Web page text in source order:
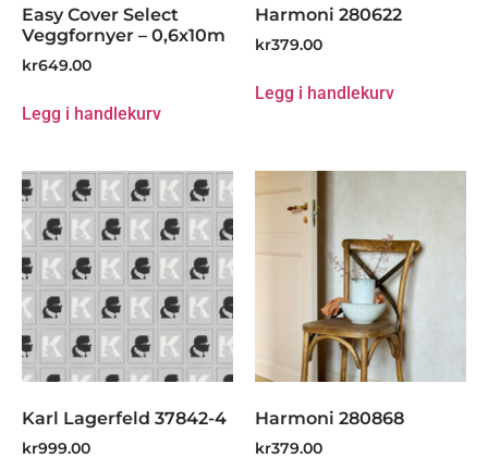
Easy Cover Select
Veggfornyer – 0,6x10m
kr649.00
Legg i handlekurv
Harmoni 280622
kr379.00
Legg i handlekurv
Karl Lagerfeld 37842-4
kr999.00
Harmoni 280868
kr379.00